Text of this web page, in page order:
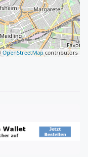
OpenStreetMap contributors